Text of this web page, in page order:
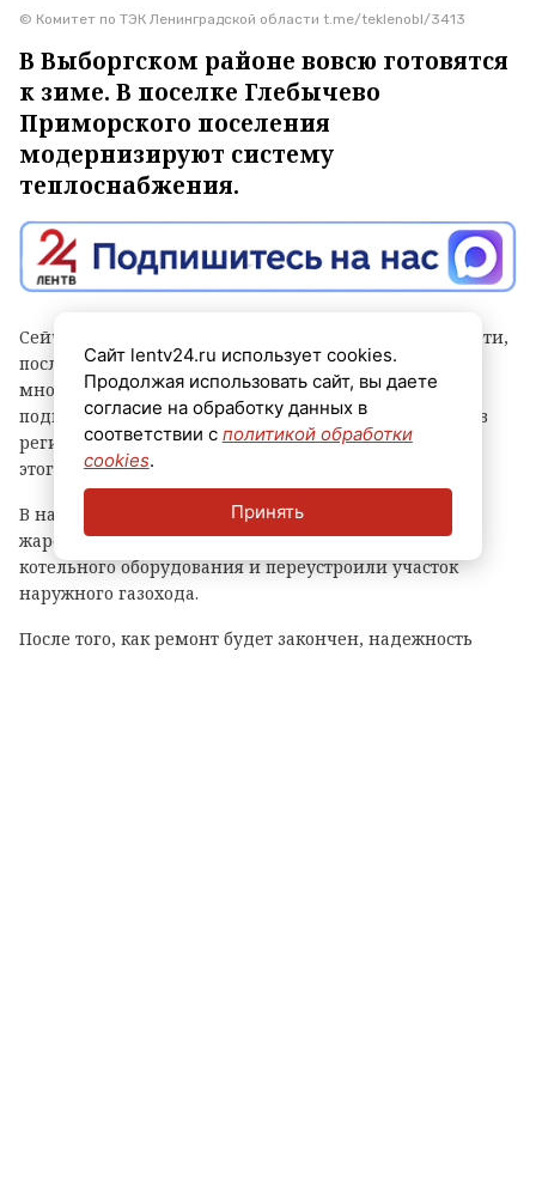
© Комитет по ТЭК Ленинградской области t.me/teklenobl/3413
В Выборгском районе вовсю готовятся
к зиме. В поселке Глебычево
Приморского поселения
модернизируют систему
теплоснабжения.
Сейчас рабочие реконструируют участок тепловой сети,
после завершения работ на котором 15
многоквартирных домов бывшего военного городка
подключат к газовой котельной. Об этом рассказали в
региональном комитете по ТЭК. Отмечается, что до
этого дома отапливали от угольной котельной.
В начале лета в котельной заменили водогрейный
жаротрубный котел, а также устроили новую обвязку
котельного оборудования и переустроили участок
наружного газохода.
После того, как ремонт будет закончен, надежность
Сайт lentv24.ru использует cookies.
Продолжая использовать сайт, вы даете
согласие на обработку данных в
соответствии с политикой обработки
cookies.
Принять